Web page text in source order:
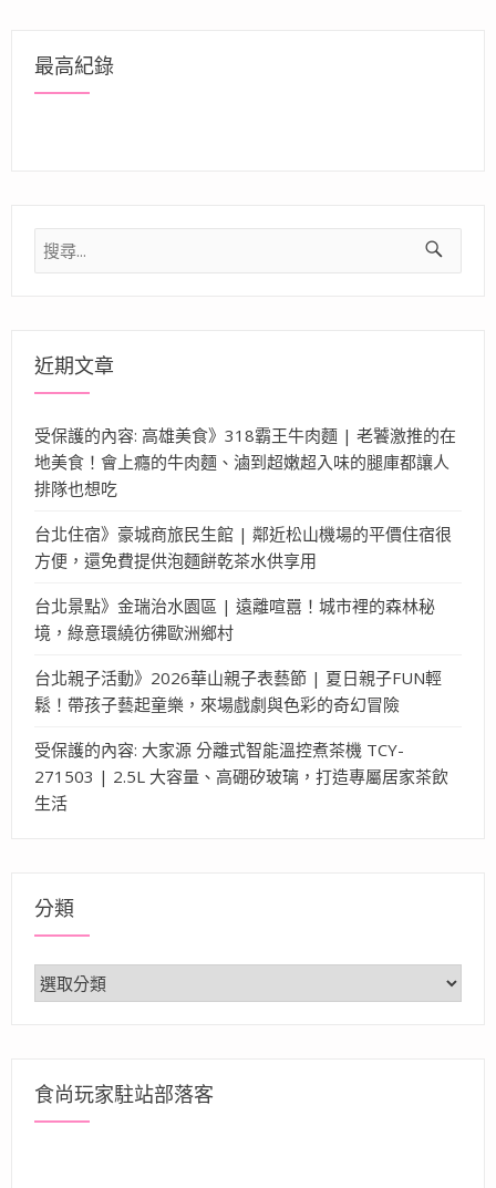
最高紀錄
搜
尋
近期文章
受保護的內容: 高雄美食》318霸王牛肉麵 | 老饕激推的在
地美食！會上癮的牛肉麵、滷到超嫩超入味的腿庫都讓人
排隊也想吃
台北住宿》豪城商旅民生館 | 鄰近松山機場的平價住宿很
方便，還免費提供泡麵餅乾茶水供享用
台北景點》金瑞治水園區 | 遠離喧囂！城市裡的森林秘
境，綠意環繞彷彿歐洲鄉村
台北親子活動》2026華山親子表藝節 | 夏日親子FUN輕
鬆！帶孩子藝起童樂，來場戲劇與色彩的奇幻冒險
受保護的內容: 大家源 分離式智能溫控煮茶機 TCY-
271503 | 2.5L 大容量、高硼矽玻璃，打造專屬居家茶飲
生活
分類
分
類
食尚玩家駐站部落客